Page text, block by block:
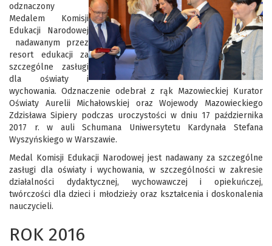
odznaczony
Medalem Komisji
Edukacji Narodowej
nadawanym przez
resort edukacji za
szczególne zasługi
dla oświaty i
wychowania. Odznaczenie odebrał z rąk Mazowieckiej Kurator
Oświaty Aurelii Michałowskiej oraz Wojewody Mazowieckiego
Zdzisława Sipiery podczas uroczystości w dniu 17 października
2017 r. w auli Schumana Uniwersytetu Kardynała Stefana
Wyszyńskiego w Warszawie.
Medal Komisji Edukacji Narodowej jest nadawany za szczególne
zasługi dla oświaty i wychowania, w szczególności w zakresie
działalności dydaktycznej, wychowawczej i opiekuńczej,
twórczości dla dzieci i młodzieży oraz kształcenia i doskonalenia
nauczycieli.
ROK 2016